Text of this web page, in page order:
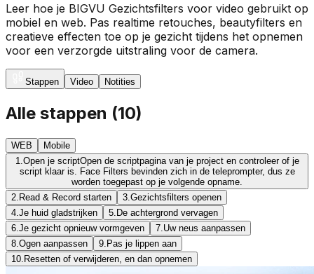
Leer hoe je BIGVU Gezichtsfilters voor video gebruikt op
mobiel en web. Pas realtime retouches, beautyfilters en
creatieve effecten toe op je gezicht tijdens het opnemen
voor een verzorgde uitstraling voor de camera.
Stappen Video Notities
Alle stappen (10)
WEB
Mobile
1. Open je scriptOpen de scriptpagina van je project en controleer of je
script klaar is. Face Filters bevinden zich in de teleprompter, dus ze
worden toegepast op je volgende opname.
2. Read & Record starten 3. Gezichtsfilters openen
4. Je huid gladstrijken 5. De achtergrond vervagen
6. Je gezicht opnieuw vormgeven 7. Uw neus aanpassen
8. Ogen aanpassen 9. Pas je lippen aan
10. Resetten of verwijderen, en dan opnemen